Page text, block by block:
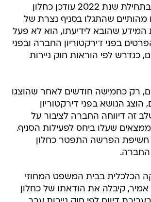
על פי האישום, בתחילת שנת 2022 עודכן כחלון
מהותיים שהתגלו בסניף נצרת של
שהובא לידיעתו, הוא לא פעל
בפני דירקטוריון החברה ובפני
כנדרש לפי הוראות חוק ניירות
רק כחמישה חודשים לאחר שהוצגו
הוצג הנושא בפני דירקטוריון
זה דיווחה החברה לציבור על
שעלו ביחס לפעילות הסניף.
חשיפת הפרשה התפטר כחלון
החברה.
הכלכלית בבית המשפט המחוזי
קיבלה את הודאתו של כחלון